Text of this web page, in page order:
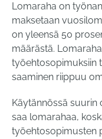
Lomaraha on
maksetaan
on yleensä 50
määrästä.
työehtosopimuksiin
saaminen riippuu
Käytännössä suurin
saa lomarahaa,
työehtosopimusten